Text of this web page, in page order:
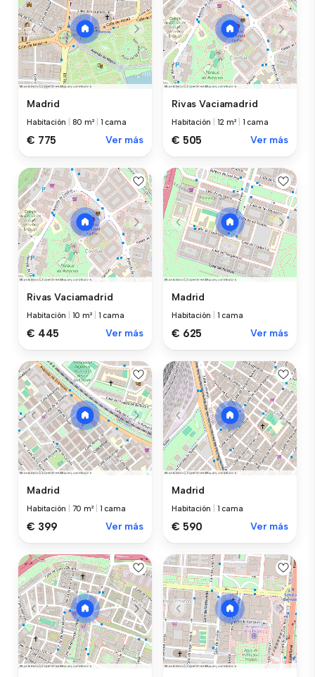
Madrid
Habitación 80 m² 1 cama
€ 775 Ver más
Rivas Vaciamadrid
Habitación 12 m² 1 cama
€ 505 Ver más
Rivas Vaciamadrid
Habitación 10 m² 1 cama
€ 445 Ver más
Madrid
Habitación 1 cama
€ 625 Ver más
Madrid
Habitación 70 m² 1 cama
€ 399 Ver más
Madrid
Habitación 1 cama
€ 590 Ver más